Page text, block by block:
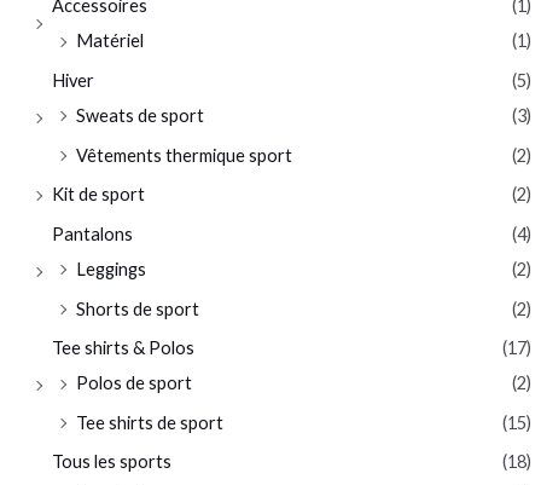
Accessoires
(1)
Matériel
(1)
Hiver
(5)
Sweats de sport
(3)
Vêtements thermique sport
(2)
Kit de sport
(2)
Pantalons
(4)
Leggings
(2)
Shorts de sport
(2)
Tee shirts & Polos
(17)
Polos de sport
(2)
Tee shirts de sport
(15)
Tous les sports
(18)